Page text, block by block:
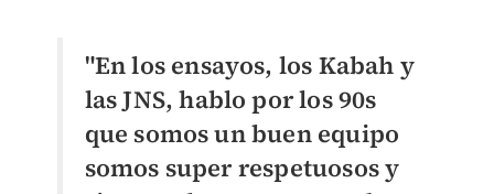
"En los ensayos, los Kabah y
las JNS, hablo por los 90s
que somos un buen equipo
somos super respetuosos y